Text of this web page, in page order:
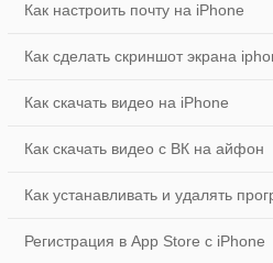
Как настроить почту на iPhone
Как сделать скриншот экрана
Как скачать видео на iPhone
Как скачать видео с ВК на айфон
Как устанавливать и удалять
Регистрация в App Store с iPhone